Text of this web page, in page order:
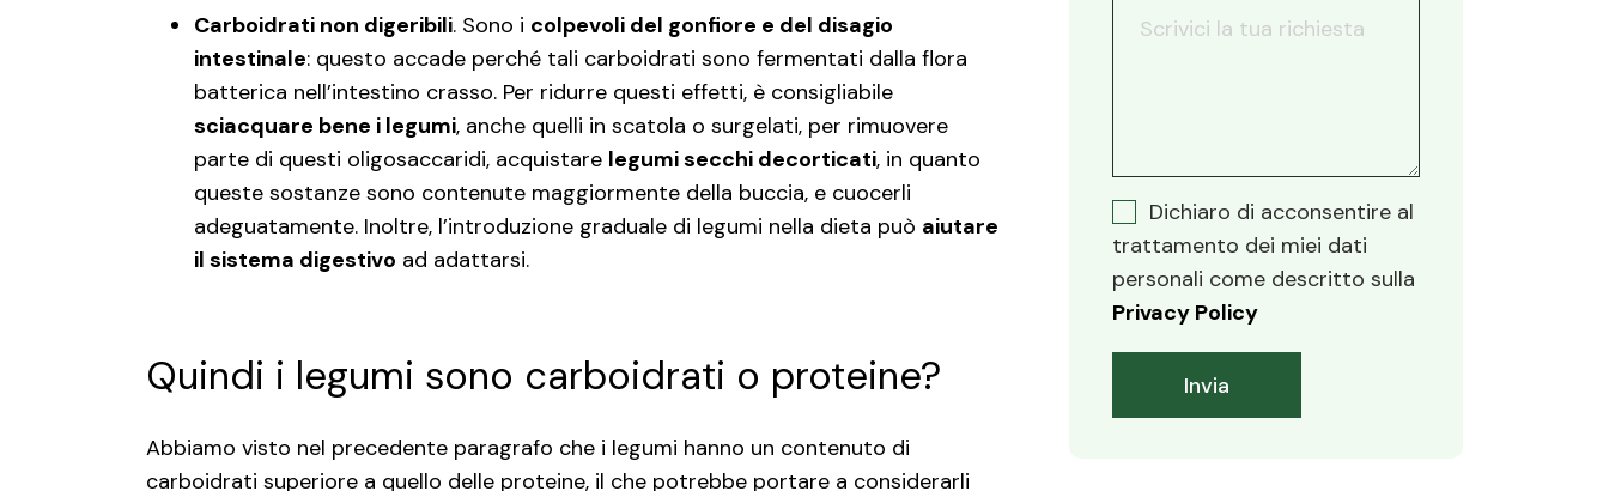
Carboidrati non digeribili. Sono i colpevoli del gonfiore e del disagio
intestinale: questo accade perché tali carboidrati sono fermentati dalla flora
batterica nell’intestino crasso. Per ridurre questi effetti, è consigliabile
sciacquare bene i legumi, anche quelli in scatola o surgelati, per rimuovere
parte di questi oligosaccaridi, acquistare legumi secchi decorticati, in quanto
queste sostanze sono contenute maggiormente della buccia, e cuocerli
adeguatamente. Inoltre, l’introduzione graduale di legumi nella dieta può aiutare
il sistema digestivo ad adattarsi.
Quindi i legumi sono carboidrati o proteine?
Abbiamo visto nel precedente paragrafo che i legumi hanno un contenuto di
carboidrati superiore a quello delle proteine, il che potrebbe portare a considerarli
Dichiaro di acconsentire al
trattamento dei miei dati
personali come descritto sulla
Privacy Policy
Invia